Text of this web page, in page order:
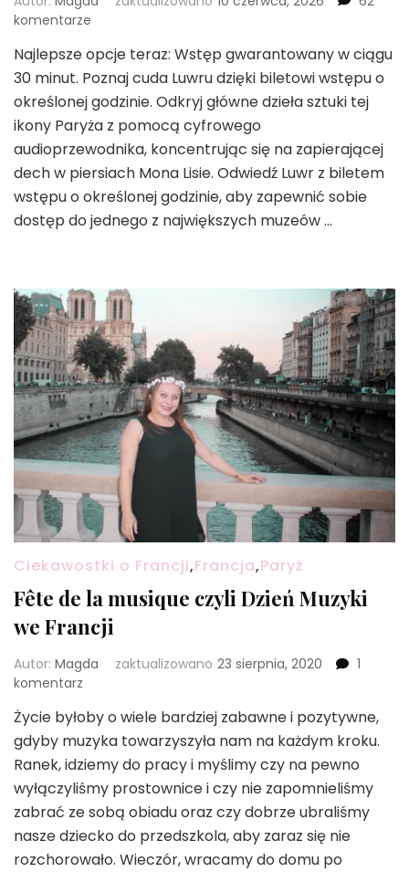
komentarze
–
bilety
i
zwiedzanie
2026
Najlepsze opcje teraz: Wstęp gwarantowany w ciągu
30 minut. Poznaj cuda Luwru dzięki biletowi wstępu o
określonej godzinie. Odkryj główne dzieła sztuki tej
ikony Paryża z pomocą cyfrowego
audioprzewodnika, koncentrując się na zapierającej
dech w piersiach Mona Lisie. Odwiedź Luwr z biletem
wstępu o określonej godzinie, aby zapewnić sobie
dostęp do jednego z największych muzeów …
Ciekawostki o Francji,Francja,Paryż
Fête de la musique czyli Dzień Muzyki
we Francji
Autor: Magda zaktualizowano 23 sierpnia, 2020
1
komentarz
de
la
musique
czyli
Dzień
Muzyki
we
Francji
Życie byłoby o wiele bardziej zabawne i pozytywne,
gdyby muzyka towarzyszyła nam na każdym kroku.
Ranek, idziemy do pracy i myślimy czy na pewno
wyłączyliśmy prostownice i czy nie zapomnieliśmy
zabrać ze sobą obiadu oraz czy dobrze ubraliśmy
nasze dziecko do przedszkola, aby zaraz się nie
rozchorowało. Wieczór, wracamy do domu po